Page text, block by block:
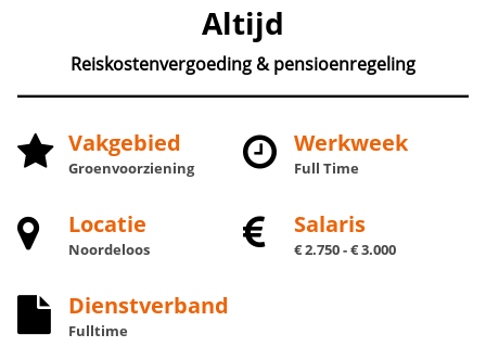
Altijd
Reiskostenvergoeding & pensioenregeling
Vakgebied
Groenvoorziening
Werkweek
Full Time
Locatie
Noordeloos
Salaris
€ 2.750 - € 3.000
Dienstverband
Fulltime